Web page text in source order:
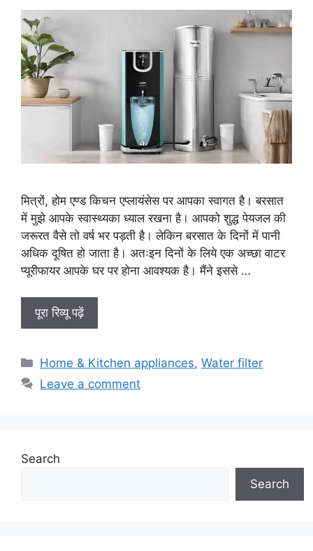
मित्रों, होम एण्ड किचन एप्लायंसेस पर आपका स्वागत है। बरसात
में मुझे आपके स्वास्थ्यका ध्याल रखना है। आपको शुद्ध पेयजल की
जरूरत वैसे तो वर्ष भर पड़ती है। लेकिन बरसात के दिनों में पानी
अधिक दूषित हो जाता है। अतःइन दिनों के लिये एक अच्छा वाटर
प्यूरीफायर आपके घर पर होना आवश्यक है। मैंने इससे …
पूरा रिव्यू पढ़ें
Categories
Home & Kitchen appliances,Water filter
Leave a comment
Search
Search